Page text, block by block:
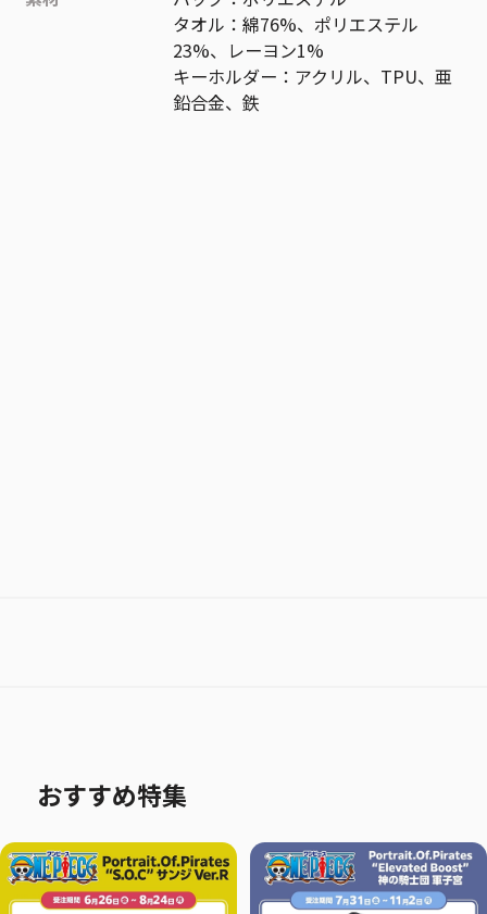
タオル：綿76%、ポリエステル
23%、レーヨン1%
キーホルダー：アクリル、TPU、亜
鉛合金、鉄
おすすめ特集